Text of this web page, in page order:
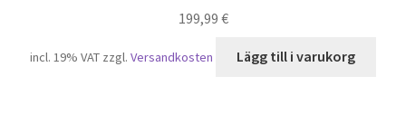
199,99 €
incl. 19% VAT zzgl.Versandkosten Lägg till i varukorg